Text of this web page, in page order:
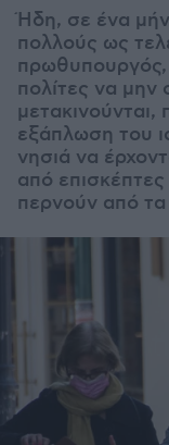
Ήδη, σε ένα
πολλούς ως
πολίτες να μην
μετακινούνται,
εξάπλωση του
νησιά να
από
περνούν από τα